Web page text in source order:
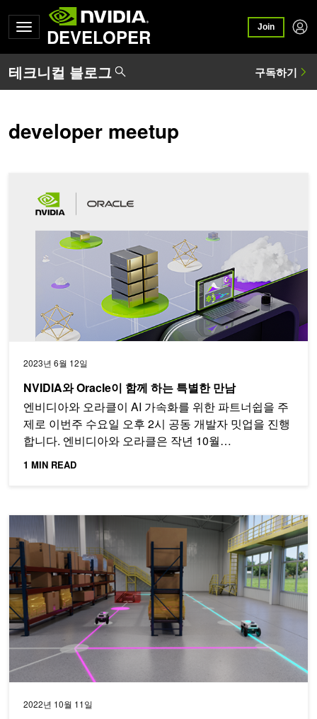
DEVELOPER Join
developer meetup
2023년 6월 12일
NVIDIA와 Oracle이 함께 하는 특별한 만남
엔비디아와 오라클이 AI 가속화를 위한 파트너쉽을 주
제로 이번주 수요일 오후 2시 공동 개발자 밋업을 진행
합니다. 엔비디아와 오라클은 작년 10월…
1 MIN READ
2022년 10월 11일
엣지 AI의 미래가 궁금하다면, NVIDIA Jetson 개발자 밋업을 주목